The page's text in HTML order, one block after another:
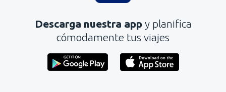
Enviar
Descarga nuestra app y planifica
cómodamente tus viajes